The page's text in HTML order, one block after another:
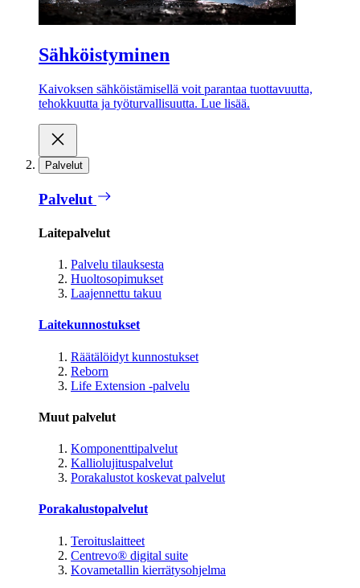
Sähköistyminen
Kaivoksen sähköistämisellä voit parantaa tuottavuutta,
tehokkuutta ja työturvallisuutta. Lue lisää.
Palvelut
Palvelut
Laitepalvelut
Palvelu tilauksesta
Huoltosopimukset
Laajennettu takuu
Laitekunnostukset
Räätälöidyt kunnostukset
Reborn
Life Extension -palvelu
Muut palvelut
Komponenttipalvelut
Kalliolujituspalvelut
Porakalustot koskevat palvelut
Porakalustopalvelut
Teroituslaitteet
Centrevo® digital suite
Kovametallin kierrätysohjelma